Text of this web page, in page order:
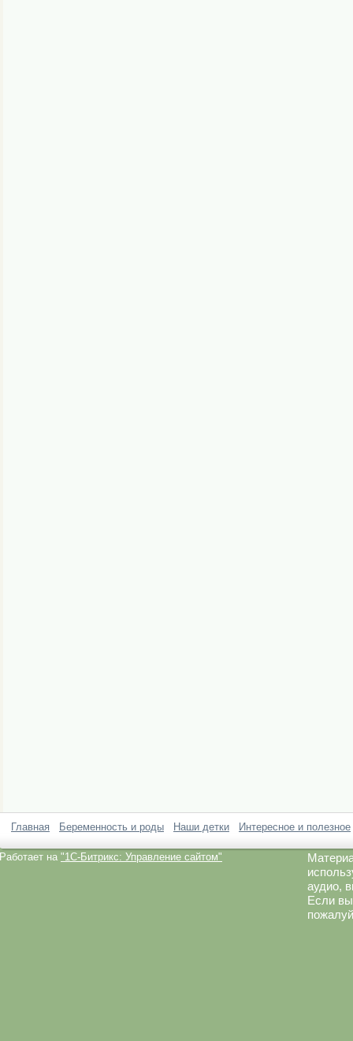
Главная Беременность и роды Наши детки Интересное и полезное
Работает на "1C-Битрикс: Управление сайтом"
аудио,
Если вы